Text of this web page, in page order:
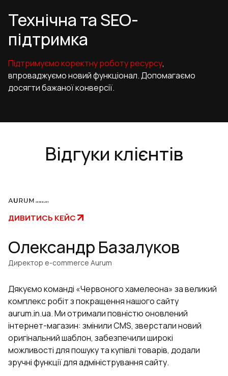
Технічна та SEO-
підтримка
Підтримуємо коректну роботу ресурсу,
впроваджуємо новий функціонал. Допомагаємо
досягти бажаної конверсії.
Відгуки клієнтів
ДИВИТИСЬ КЕЙС
Олександр Базалуков
Директор e-commerce Aurum
Дякуємо команді «Червоного хамелеона» за великий
комплекс робіт з покращення нашого сайту
aurum.in.ua. Ми отримали повністю оновлений
інтернет-магазин: змінили CMS, зверстали новий
оригінальний шаблон, забезпечили широкі
можливості для пошуку та купівлі товарів, додали
зручні функції для адміністрування сайту.